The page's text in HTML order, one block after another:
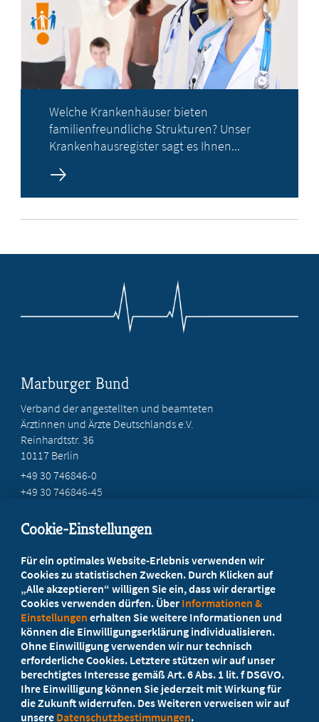
Welche Krankenhäuser bieten
familienfreundliche Strukturen? Unser
Krankenhausregister sagt es Ihnen...
Marburger Bund
Verband der angestellten und beamteten
Ärztinnen und Ärzte Deutschlands e.V.
Reinhardtstr. 36
10117 Berlin
+49 30 746846-0
+49 30 746846-45
Ihr Landesverband berät Sie!
Ansprechpartner
Werden Sie jetzt Mitglied!
5 Vorteile einer Mitgliedschaft
Cookie-Einstellungen
Für ein optimales Website-Erlebnis verwenden wir
Cookies zu statistischen Zwecken. Durch Klicken auf
„Alle akzeptieren“ willigen Sie ein, dass wir derartige
Cookies verwenden dürfen. Über Informationen &
Einstellungen erhalten Sie weitere Informationen und
können die Einwilligungserklärung individualisieren.
Ohne Einwilligung verwenden wir nur technisch
erforderliche Cookies. Letztere stützen wir auf unser
berechtigtes Interesse gemäß Art. 6 Abs. 1 lit. f DSGVO.
Ihre Einwilligung können Sie jederzeit mit Wirkung für
die Zukunft widerrufen. Des Weiteren verweisen wir auf
unsere Datenschutzbestimmungen.